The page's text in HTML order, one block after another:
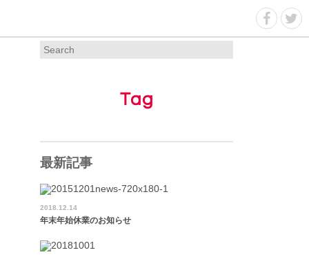
Tag
最新記事
2018.12.14
年末年始休業のお知らせ